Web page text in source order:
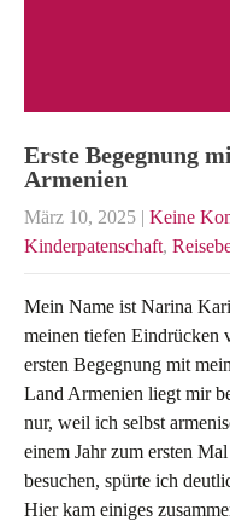
Erste Begegnung
Armenien
März 10, 2025 | Keine
Kinderpatenschaft,
Mein Name ist Narina
meinen tiefen Eindrücken
ersten Begegnung mit
Land Armenien liegt mir
nur, weil ich selbst
einem Jahr zum ersten
besuchen, spürte ich
Hier kam einiges